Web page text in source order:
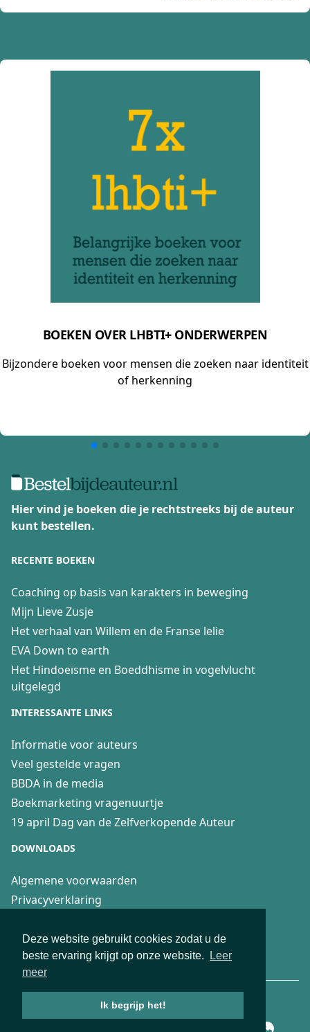
Deze website gebruikt cookies zodat u de
beste ervaring krijgt op onze website.
Leer
meer
Ik begrijp het!
BOEKEN OVER LHBTI+ ONDERWERPEN
Bijzondere boeken voor mensen die zoeken naar identiteit
of herkenning
Hier vind je boeken die je rechtstreeks bij de auteur
kunt bestellen.
RECENTE BOEKEN
Coaching op basis van karakters in beweging
Mijn Lieve Zusje
Het verhaal van Willem en de Franse lelie
EVA Down to earth
Het Hindoeïsme en Boeddhisme in vogelvlucht
uitgelegd
INTERESSANTE LINKS
Informatie voor auteurs
Veel gestelde vragen
BBDA in de media
Boekmarketing vragenuurtje
19 april Dag van de Zelfverkopende Auteur
DOWNLOADS
Algemene voorwaarden
Privacyverklaring
Fair Practice Code voor 4boeken
Aanwijzingen Boekenblog recensenten
© 2026 Deze website is ontwikkeld en SEO geoptimaliseerd door